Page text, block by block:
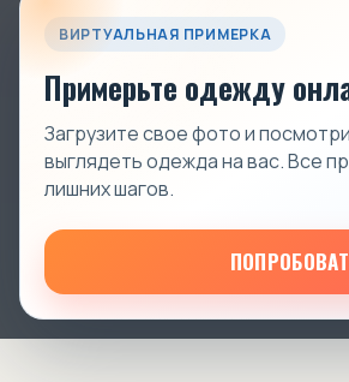
ВИРТУАЛЬНАЯ ПРИМЕРКА
Примерьте одежду
Загрузите свое фото и
выглядеть одежда на вас. Все
лишних шагов.